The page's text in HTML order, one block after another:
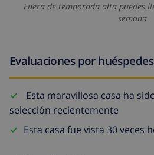
Fuera de temporada alta puedes
semana
Evaluaciones por
Esta maravillosa casa ha
selección recientemente
Esta casa fue vista 30 veces